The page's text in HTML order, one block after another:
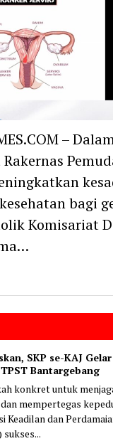
SKP se-KAJ
TPST Bantargebang
konkret untuk
mempertegas
Keadilan dan
sukses...
–
bagi
Komisariat